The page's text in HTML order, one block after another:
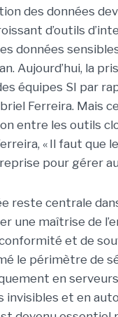
des données
d’outils
données
Aujourd’hui, la
équipes SI par
Ferreira. Mais
entre les outils
« Il faut que
pour gérer
reste centrale
une maîtrise de
et de
le périmètre de
en
invisibles et en